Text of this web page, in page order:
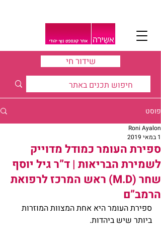
שידור חי
פוסט
ספירת העומר כמודל מדוייק
לשמירת הבריאות | ד”ר גיל יוסף
שחר (M.D) ראש המרכז לרפואת
הרמב”ם
Roni Ayalon
1 במאי 2019
ספירת העומר היא אחת המצוות המוזרות
ביותר שיש ביהדות.